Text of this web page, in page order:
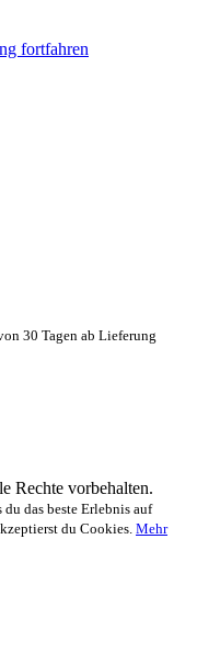
fortfahren
30 Tagen ab Lieferung
Rechte vorbehalten.
das beste Erlebnis auf
du Cookies. Mehr